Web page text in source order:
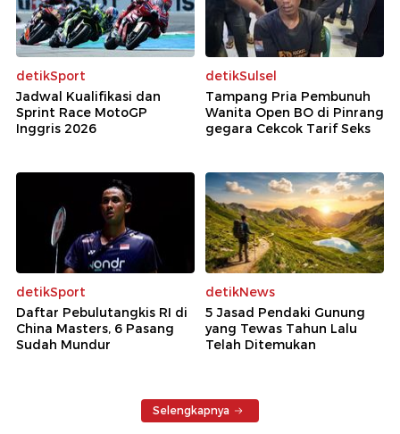
detikSport
Jadwal Kualifikasi dan
Sprint Race MotoGP
Inggris 2026
detikSulsel
Tampang Pria Pembunuh
Wanita Open BO di Pinrang
gegara Cekcok Tarif Seks
detikSport
Daftar Pebulutangkis RI di
China Masters, 6 Pasang
Sudah Mundur
detikNews
5 Jasad Pendaki Gunung
yang Tewas Tahun Lalu
Telah Ditemukan
Selengkapnya